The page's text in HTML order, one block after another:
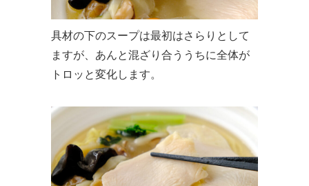
具材の下のスープは最初はさらりとして
ますが、あんと混ざり合ううちに全体が
トロッと変化します。